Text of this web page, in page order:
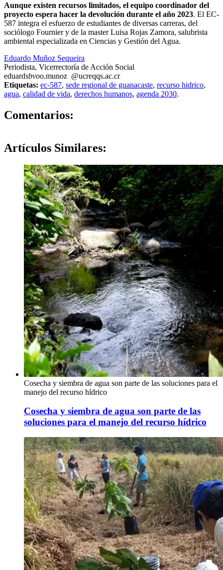
Aunque existen recursos limitados, el equipo coordinador del
proyecto espera hacer la devolución durante el año 2023. El EC-
587 integra el esfuerzo de estudiantes de diversas carreras, del
sociólogo Fournier y de la master Luisa Rojas Zamora, salubrista
ambiental especializada en Ciencias y Gestión del Agua.
Eduardo Muñoz Sequeira
Periodista, Vicerrectoría de Acción Social
eduardsbvoo.munoz @ucreqqs.ac.cr
Etiquetas: ec-587, sede regional de guanacaste, recurso hidrico,
agua, calidad de vida, derechos humanos, agenda 2030.
Comentarios:
Artículos Similares:
Cosecha y siembra de agua son parte de las soluciones para el
manejo del recurso hídrico
Cosecha y siembra de agua son parte de las
soluciones para el manejo del recurso hídrico